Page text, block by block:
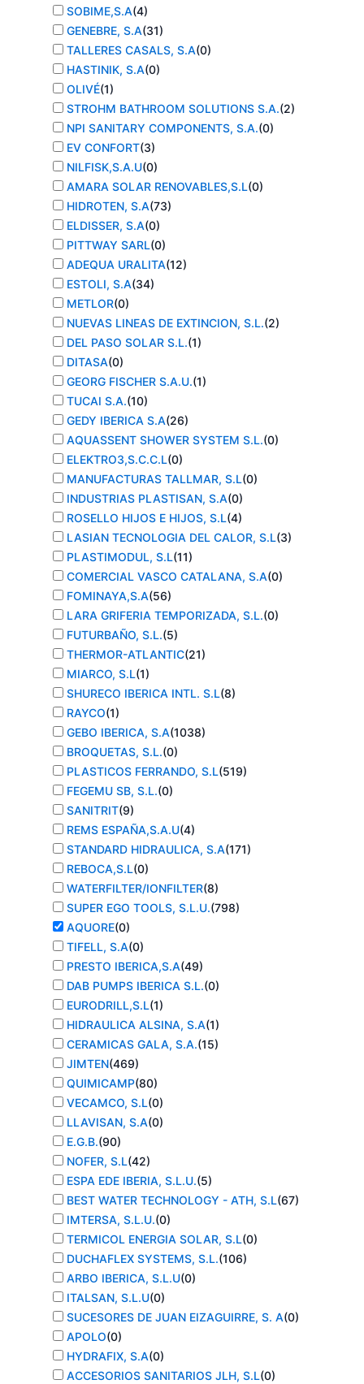
SOBIME,S.A(4)
GENEBRE, S.A(31)
TALLERES CASALS, S.A(0)
HASTINIK, S.A(0)
OLIVÉ(1)
STROHM BATHROOM SOLUTIONS S.A.(2)
NPI SANITARY COMPONENTS, S.A.(0)
EV CONFORT(3)
NILFISK,S.A.U(0)
AMARA SOLAR RENOVABLES,S.L(0)
HIDROTEN, S.A(73)
ELDISSER, S.A(0)
PITTWAY SARL(0)
ADEQUA URALITA(12)
ESTOLI, S.A(34)
METLOR(0)
NUEVAS LINEAS DE EXTINCION, S.L.(2)
DEL PASO SOLAR S.L.(1)
DITASA(0)
GEORG FISCHER S.A.U.(1)
TUCAI S.A.(10)
GEDY IBERICA S.A(26)
AQUASSENT SHOWER SYSTEM S.L.(0)
ELEKTRO3,S.C.C.L(0)
MANUFACTURAS TALLMAR, S.L(0)
INDUSTRIAS PLASTISAN, S.A(0)
ROSELLO HIJOS E HIJOS, S.L(4)
LASIAN TECNOLOGIA DEL CALOR, S.L(3)
PLASTIMODUL, S.L(11)
COMERCIAL VASCO CATALANA, S.A(0)
FOMINAYA,S.A(56)
LARA GRIFERIA TEMPORIZADA, S.L.(0)
FUTURBAÑO, S.L.(5)
THERMOR-ATLANTIC(21)
MIARCO, S.L(1)
SHURECO IBERICA INTL. S.L(8)
RAYCO(1)
GEBO IBERICA, S.A(1038)
BROQUETAS, S.L.(0)
PLASTICOS FERRANDO, S.L(519)
FEGEMU SB, S.L.(0)
SANITRIT(9)
REMS ESPAÑA,S.A.U(4)
STANDARD HIDRAULICA, S.A(171)
REBOCA,S.L(0)
WATERFILTER/IONFILTER(8)
SUPER EGO TOOLS, S.L.U.(798)
AQUORE(0)
TIFELL, S.A(0)
PRESTO IBERICA,S.A(49)
DAB PUMPS IBERICA S.L.(0)
EURODRILL,S.L(1)
HIDRAULICA ALSINA, S.A(1)
CERAMICAS GALA, S.A.(15)
JIMTEN(469)
QUIMICAMP(80)
VECAMCO, S.L(0)
LLAVISAN, S.A(0)
E.G.B.(90)
NOFER, S.L(42)
ESPA EDE IBERIA, S.L.U.(5)
BEST WATER TECHNOLOGY - ATH, S.L(67)
IMTERSA, S.L.U.(0)
TERMICOL ENERGIA SOLAR, S.L(0)
DUCHAFLEX SYSTEMS, S.L.(106)
ARBO IBERICA, S.L.U(0)
ITALSAN, S.L.U(0)
SUCESORES DE JUAN EIZAGUIRRE, S. A(0)
APOLO(0)
HYDRAFIX, S.A(0)
ACCESORIOS SANITARIOS JLH, S.L(0)